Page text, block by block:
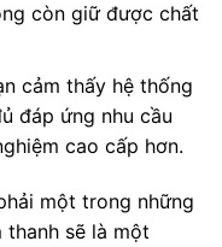
còn giữ được chất
cảm thấy hệ thống
đáp ứng nhu cầu
cao cấp hơn.
một trong những
sẽ là một